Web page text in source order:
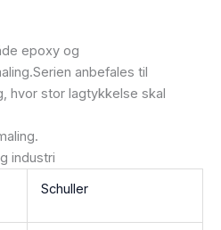
epoxy og
anbefales til
hvor stor lagtykkelse skal
industri
Schuller